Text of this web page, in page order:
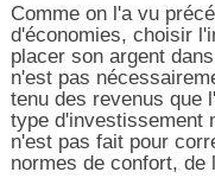
Comme on l'a vu
d'économies, choisir
placer son argent
n'est pas
tenu des revenus que
type d'investissement
n'est pas fait pour
normes de confort, de